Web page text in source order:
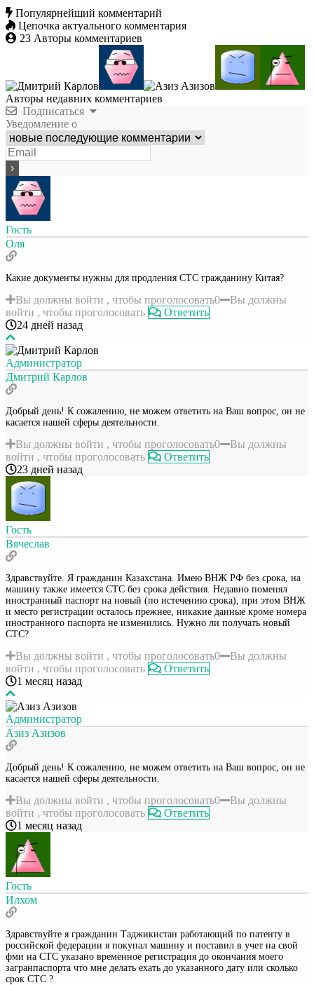
Популярнейший комментарий
Цепочка актуального комментария
23 Авторы комментариев
Авторы недавних комментариев
Подписаться
Уведомление о
Гость
Оля
Какие документы нужны для продления СТС гражданину Китая?
Вы должны войти , чтобы проголосовать0
Вы должны
войти , чтобы проголосовать
Ответить
24 дней назад
Администратор
Дмитрий Карлов
Добрый день! К сожалению, не можем ответить на Ваш вопрос, он не
касается нашей сферы деятельности.
Вы должны войти , чтобы проголосовать0
Вы должны
войти , чтобы проголосовать
Ответить
23 дней назад
Гость
Вячеслав
Здравствуйте. Я гражданин Казахстана. Имею ВНЖ РФ без срока, на
машину также имеется СТС без срока действия. Недавно поменял
иностранный паспорт на новый (по истечению срока), при этом ВНЖ
и место регистрации осталось прежнее, никакие данные кроме номера
иностранного паспорта не изменились. Нужно ли получать новый
СТС?
Вы должны войти , чтобы проголосовать0
Вы должны
войти , чтобы проголосовать
Ответить
1 месяц назад
Администратор
Азиз Азизов
Добрый день! К сожалению, не можем ответить на Ваш вопрос, он не
касается нашей сферы деятельности.
Вы должны войти , чтобы проголосовать0
Вы должны
войти , чтобы проголосовать
Ответить
1 месяц назад
Гость
Илхом
Здравствуйте я гражданин Таджикистан работающий по патенту в
российской федерации я покупал машину и поставил в учет на свой
фми на СТС указано временное регистрация до окончания моего
загранпаспорта что мне делать ехать до указанного дату или сколько
срок СТС ?